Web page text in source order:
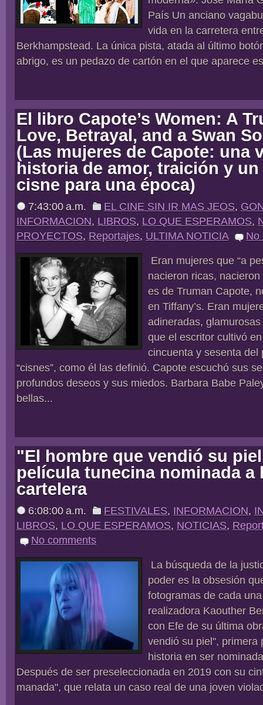
País Un anciano
vida en la carretera
Berkhampstead. La única pista, atada al último
abrigo, es un pedazo de cartón en el que aparece
El libro Capote’s Women: A
Love, Betrayal, and a Swan
(Las mujeres de Capote: una
historia de amor, traición y
cisne para una época)
7:43:00 a.m. EL CINE SIN IR MAS JEOS,
INFORMACION, LIBROS, LO QUE ESPERAMOS,
PROYECTOS, Reportajes, ULTIMA NOTICIA
No
Eran mujeres que “a
nacieron ricas,
es de Truman Capote,
en Tiffany’s. Eran
adineradas,
que el escritor cultivó
cincuenta y sesenta del
“cisnes”, como él las definió. Capote escuchó sus
profundos deseos y sus miedos. Barbara Babe
bellas...
"El hombre que vendió su
película tunecina nominada a
cartelera
6:08:00 a.m. FESTIVALES, INFORMACION,
LIBROS, LO QUE ESPERAMOS, NOTICIAS,
No comments
La búsqueda de la
poder es la obsesión
fotogramas de cada
realizadora Kaouther
con Efe de su última
vendió su piel", primera
historia en ser
Después de ser preseleccionada en 2019 con su
manada", que relata un caso real de una joven